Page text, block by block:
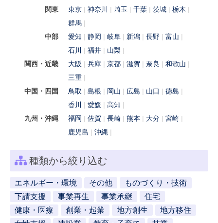
関東
東京 神奈川 埼玉 千葉 茨城
栃木
群馬
中部
愛知 静岡 岐阜 新潟 長野
富山
石川
福井
山梨
関西・近畿
大阪 兵庫 京都 滋賀 奈良
和歌山
三重
中国・四国
鳥取 島根 岡山 広島 山口
徳島
香川
愛媛
高知
九州・沖縄
福岡 佐賀 長崎 熊本 大分
宮崎
鹿児島
沖縄
種類から絞り込む
エネルギー・環境 その他
ものづくり・技術
下請支援
事業再生 事業承継
住宅
健康・医療
創業・起業 地方創生
地方移住